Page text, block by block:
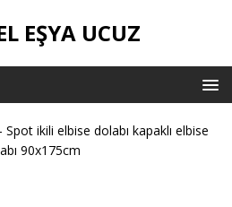
EŞYA UCUZ
- Spot ikili elbise dolabı kapaklı elbise
90x175cm